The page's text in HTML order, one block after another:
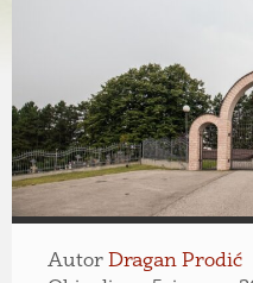
Autor Dragan Prodić